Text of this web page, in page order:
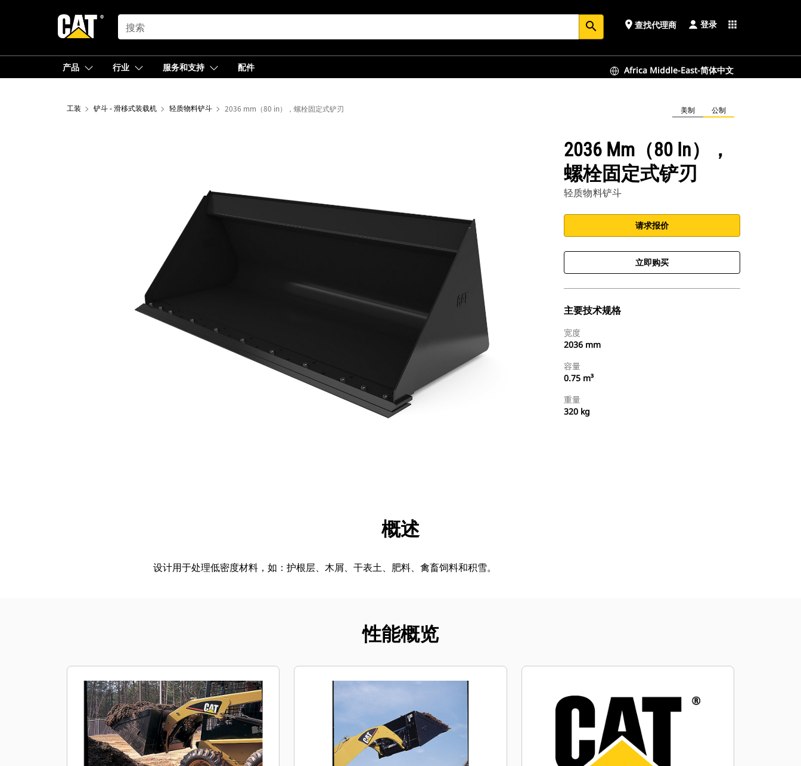
SEARCH search place 查找代理商 登录 apps
产品 行业 服务和支持 配件 Africa Middle-East-简体中文
工装 铲斗 - 滑移式装载机 轻质物料铲斗 2036 mm（80 in），螺栓固定式铲刃 美制 公制
2036 Mm（80 In），
螺栓固定式铲刃
轻质物料铲斗
请求报价
立即购买
主要技术规格
宽度
2036 mm
容量
0.75 m³
重量
320 kg
展示
概述
设计用于处理低密度材料，如：护根层、木屑、干表土、肥料、禽畜饲料和积雪。
性能概览